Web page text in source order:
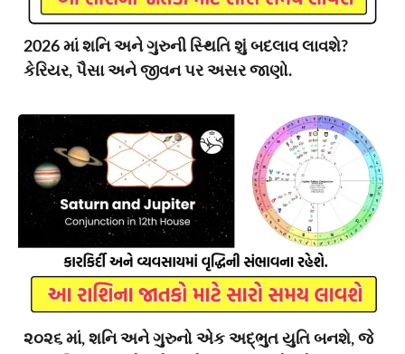
2026 માં શનિ અને ગુરુની સ્થિતિ શું બદલાવ લાવશે?
કેરિયર, પૈસા અને જીવન પર અસર જાણો.
૨૦૨૬ માં, શનિ અને ગુરુનો એક અદ્ભુત યુતિ બનશે, જે